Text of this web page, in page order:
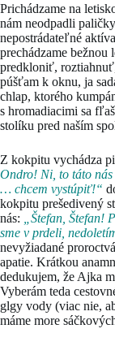
Prichádzame na
nám neodpadli
nepostrádateľné
prechádzame
predkloniť,
púšťam k oknu, ja
chlap, ktorého
s hromadiacimi sa
stolíku pred naším
Z kokpitu vychádza
Ondro! Ni, to táto nás
… chcem vystúpiť!“
kokpitu prešedivený
nás:
„Štefan, Štefan!
sme v prdeli,
nevyžiadané
apatie. Krátkou
dedukujem, že Ajka
Vyberám teda
glgy vody (viac nie,
máme more